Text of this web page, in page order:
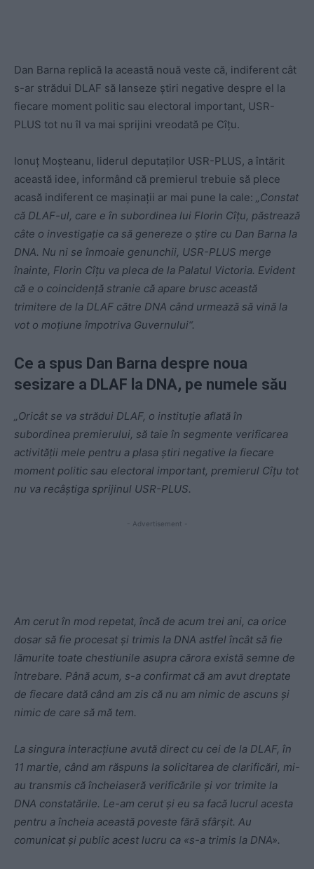
Dan Barna replică la această nouă veste că, indiferent cât
s-ar strădui DLAF să lanseze știri negative despre el la
fiecare moment politic sau electoral important, USR-
PLUS tot nu îl va mai sprijini vreodată pe Cîțu.
Ionuț Moșteanu, liderul deputaților USR-PLUS, a întărit
această idee, informând că premierul trebuie să plece
acasă indiferent ce mașinații ar mai pune la cale: „Constat
că DLAF-ul, care e în subordinea lui Florin Cîțu, păstrează
câte o investigație ca să genereze o știre cu Dan Barna la
DNA. Nu ni se înmoaie genunchii, USR-PLUS merge
înainte, Florin Cîțu va pleca de la Palatul Victoria. Evident
că e o coincidență stranie că apare brusc această
trimitere de la DLAF către DNA când urmează să vină la
vot o moțiune împotriva Guvernului“.
Ce a spus Dan Barna despre noua
sesizare a DLAF la DNA, pe numele său
„Oricât se va strădui DLAF, o instituție aflată în
subordinea premierului, să taie în segmente verificarea
activității mele pentru a plasa știri negative la fiecare
moment politic sau electoral important, premierul Cîțu tot
nu va recâștiga sprijinul USR-PLUS.
- Advertisement -
Am cerut în mod repetat, încă de acum trei ani, ca orice
dosar să fie procesat și trimis la DNA astfel încât să fie
lămurite toate chestiunile asupra cărora există semne de
întrebare. Până acum, s-a confirmat că am avut dreptate
de fiecare dată când am zis că nu am nimic de ascuns și
nimic de care să mă tem.
La singura interacțiune avută direct cu cei de la DLAF, în
11 martie, când am răspuns la solicitarea de clarificări, mi-
au transmis că încheiaseră verificările și vor trimite la
DNA constatările. Le-am cerut și eu sa facă lucrul acesta
pentru a încheia această poveste fără sfârșit. Au
comunicat și public acest lucru ca «s-a trimis la DNA».